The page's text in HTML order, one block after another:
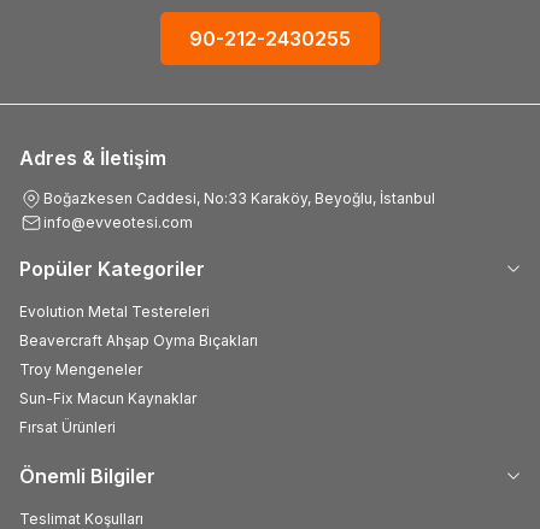
90-212-2430255
Adres & İletişim
Boğazkesen Caddesi, No:33 Karaköy, Beyoğlu, İstanbul
info@evveotesi.com
Popüler Kategoriler
Evolution Metal Testereleri
Beavercraft Ahşap Oyma Bıçakları
Troy Mengeneler
Sun-Fix Macun Kaynaklar
Fırsat Ürünleri
Önemli Bilgiler
Teslimat Koşulları